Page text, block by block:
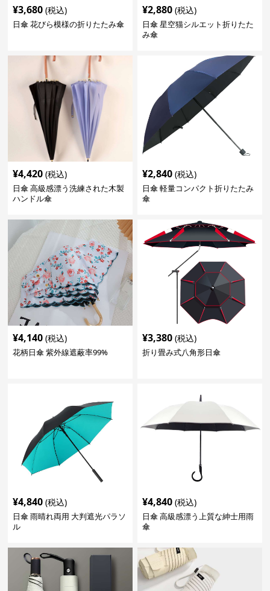
¥3,680 (税込)
日傘 花びら模様の折りたたみ傘
¥2,880 (税込)
日傘 星空猫シルエット折りたた
み傘
¥4,420 (税込)
日傘 高級感漂う洗練された木製
ハンドル傘
¥2,840 (税込)
日傘 軽量コンパクト折りたたみ
傘
¥4,140 (税込)
花柄日傘 紫外線遮蔽率99%
¥3,380 (税込)
折り畳み式八角形日傘
¥4,840 (税込)
日傘 雨晴れ両用 大判遮光パラソ
ル
¥4,840 (税込)
日傘 高級感漂う上質な紳士用雨
傘